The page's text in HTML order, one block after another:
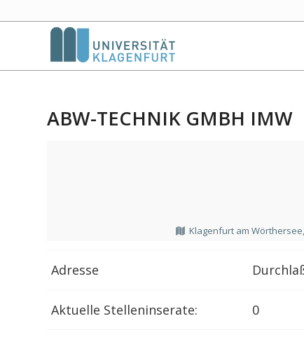
ABW-TECHNIK GMBH IMW
Klagenfurt am
Adresse
Aktuelle Stelleninserate: 0